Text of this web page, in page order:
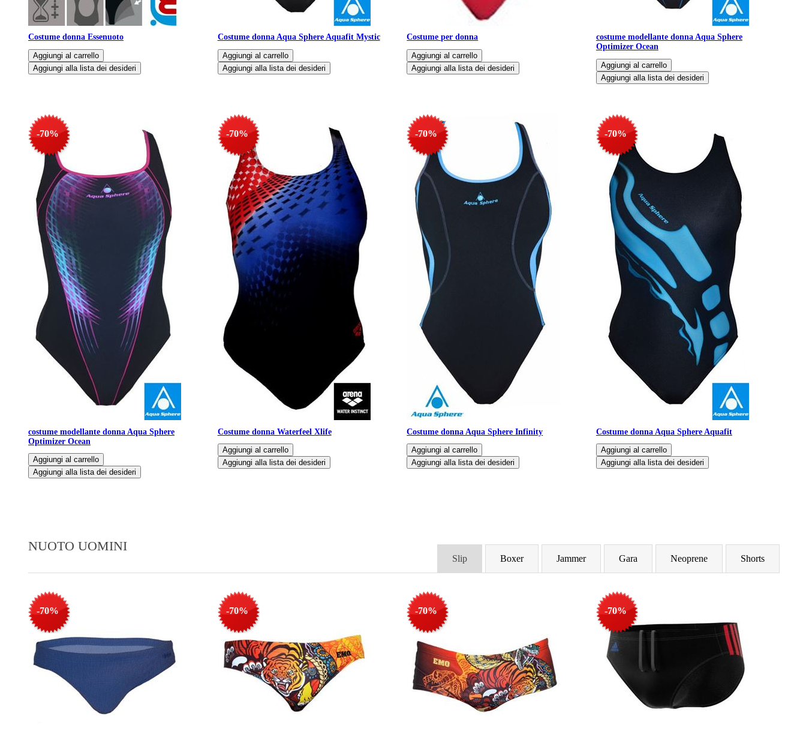
Costume donna Essenuoto Costume donna Aqua Sphere Aquafit Mystic Costume per donna
costume modellante donna Aqua Sphere
Optimizer Ocean
-70%
costume modellante donna Aqua Sphere
Optimizer Ocean
-70%
Costume donna Waterfeel Xlife
-70%
Costume donna Aqua Sphere Infinity
-70%
Costume donna Aqua Sphere Aquafit
NUOTO UOMINI
Slip Boxer Jammer Gara Neoprene Shorts
-70% -70% -70% -70%